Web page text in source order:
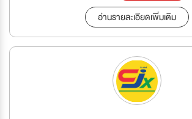
อ่านรายละเอียดเพิ่มเติม